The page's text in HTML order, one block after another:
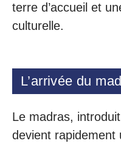
terre d’accueil et
culturelle.
L’arrivée du
Le madras,
devient rapidement